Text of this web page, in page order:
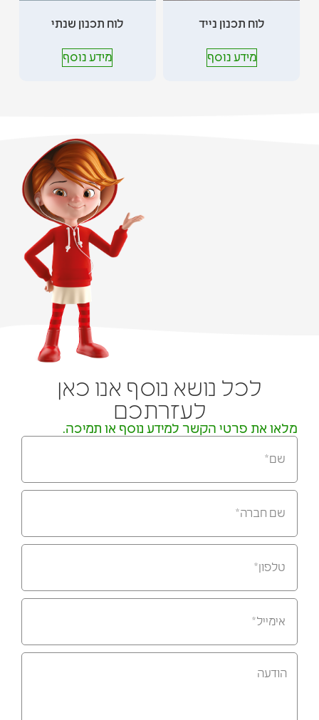
לוח תכנון נייד
מידע נוסף
לוח תכנון שנתי
מידע נוסף
לכל נושא נוסף אנו כאן
לעזרתכם
מלאו את פרטי הקשר למידע נוסף או תמיכה.